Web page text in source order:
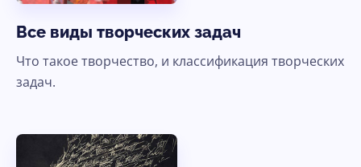
Все виды творческих задач
Что такое творчество, и классификация творческих
задач.